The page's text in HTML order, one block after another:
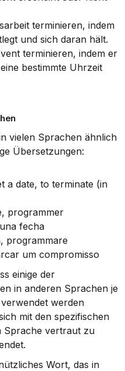
terminieren, indem
und sich daran hält.
terminieren, indem er
bestimmte Uhrzeit
vielen Sprachen ähnlich
Übersetzungen:
a date, to terminate (in
programmer
fecha
programmare
um compromisso
einige der
in anderen Sprachen je
werden
mit den spezifischen
Sprache vertraut zu
Wort, das in